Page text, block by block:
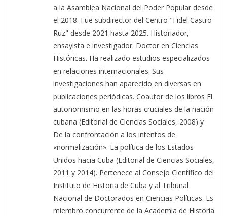
a la Asamblea Nacional del Poder Popular desde
el 2018. Fue subdirector del Centro "Fidel Castro
Ruz" desde 2021 hasta 2025. Historiador,
ensayista e investigador. Doctor en Ciencias
Históricas. Ha realizado estudios especializados
en relaciones internacionales. Sus
investigaciones han aparecido en diversas en
publicaciones periódicas. Coautor de los libros El
autonomismo en las horas cruciales de la nación
cubana (Editorial de Ciencias Sociales, 2008) y
De la confrontación a los intentos de
«normalización». La política de los Estados
Unidos hacia Cuba (Editorial de Ciencias Sociales,
2011 y 2014). Pertenece al Consejo Científico del
Instituto de Historia de Cuba y al Tribunal
Nacional de Doctorados en Ciencias Políticas. Es
miembro concurrente de la Academia de Historia